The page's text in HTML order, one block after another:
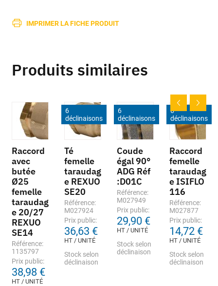
IMPRIMER LA FICHE PRODUIT
Produits similaires
Raccord
avec
butée
Ø25
femelle
taraudag
e 20/27
REXUO
SE14
Référence:
1135797
Prix public:
38,98 €
HT / UNITÉ
6
déclinaisons
Té
femelle
taraudag
e REXUO
SE20
Référence:
M027924
Prix public:
36,63 €
HT / UNITÉ
Stock selon
déclinaison
6
déclinaisons
Coude
égal 90°
ADG Réf
:D01C
Référence:
M027949
Prix public:
29,90 €
HT / UNITÉ
Stock selon
déclinaison
6
déclinaisons
Raccord
femelle
taraudag
e ISIFLO
116
Référence:
M027877
Prix public:
14,72 €
HT / UNITÉ
Stock selon
déclinaison